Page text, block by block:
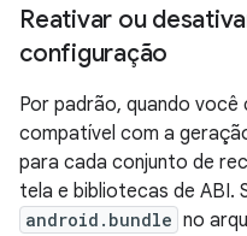
Reativar ou
configuração
Por padrão, quando
compatível com a
para cada conjunto de
tela e bibliotecas de ABI.
android.bundle no